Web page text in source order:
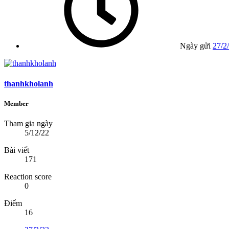
Ngày gửi 27/
thanhkholanh
Member
Tham gia ngày
5/12/22
Bài viết
171
Reaction score
0
Điểm
16